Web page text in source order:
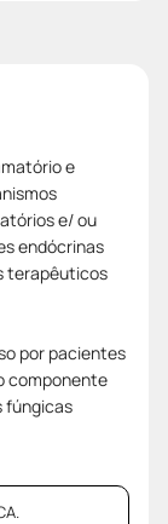
e
e/ ou
endócrinas
terapêuticos
por pacientes
componente
fúngicas